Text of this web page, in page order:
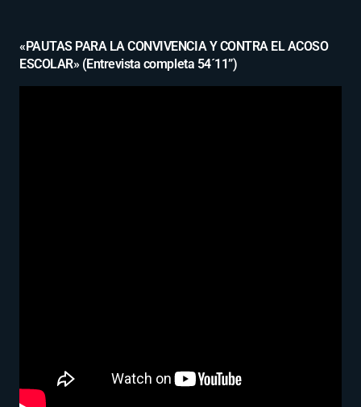
«PAUTAS PARA LA CONVIVENCIA Y CONTRA EL ACOSO
ESCOLAR» (Entrevista completa 54´11”)